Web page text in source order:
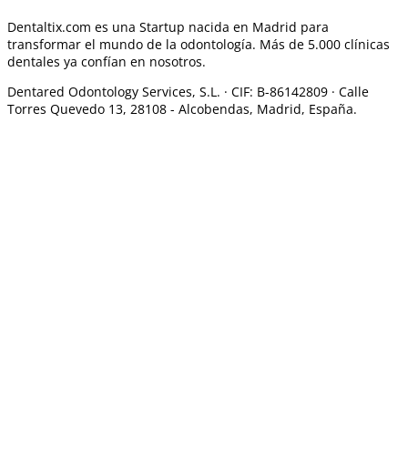
Dentaltix.com es una Startup nacida en Madrid para
transformar el mundo de la odontología. Más de 5.000 clínicas
dentales ya confían en nosotros.
Dentared Odontology Services, S.L. · CIF: B-86142809 · Calle
Torres Quevedo 13, 28108 - Alcobendas, Madrid, España.